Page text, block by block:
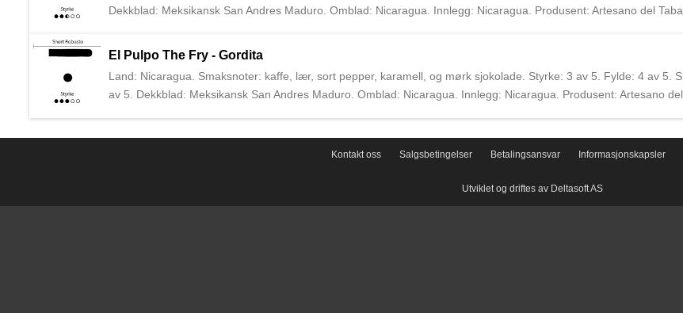
Dekkblad: Meksikansk San Andres Maduro. Omblad: Nicaragua. Innlegg: Nicaragua. Produsent: Artesano del
sigarprodusenten A. J. Fernandez.
Land: Nicaragua. Smaksnoter: kaffe, lær, sort pepper, karamell, og mørk sjokolade. Styrke: 3 av 5. Fylde: 4 av 5.
av 5. Dekkblad: Meksikansk San Andres Maduro. Omblad: Nicaragua. Innlegg: Nicaragua. Produsent: Artesano
El Pulpo The Fry - Gordita
Kontakt oss Salgsbetingelser Betalingsansvar Informasjonskapsler
Utviklet og driftes av Deltasoft AS